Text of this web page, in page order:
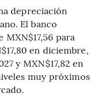
depreciación
El banco
para
en diciembre,
y MXN$17,82 en
muy próximos